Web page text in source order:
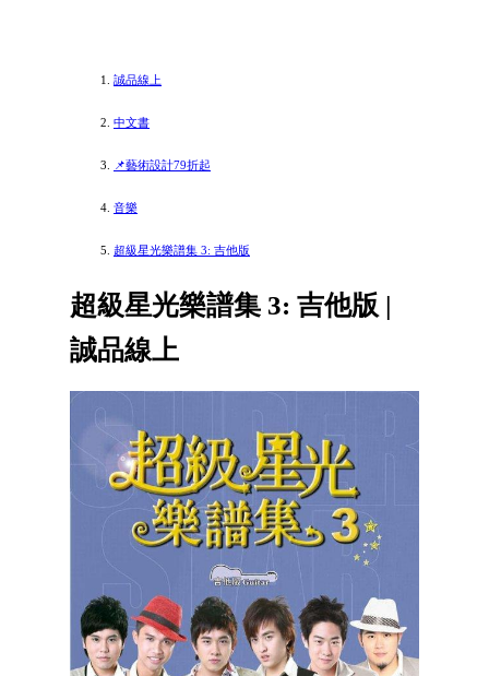
誠品線上
中文書
📌藝術設計79折起
音樂
超級星光樂譜集 3: 吉他版
超級星光樂譜集 3: 吉他版 |
誠品線上